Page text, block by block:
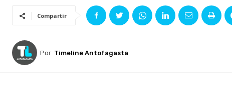
Compartir
Por Timeline Antofagasta